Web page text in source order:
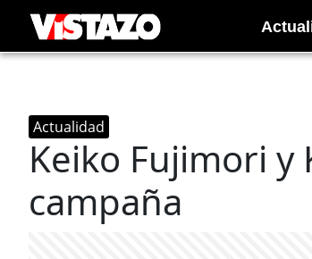
Actualidad
Keiko Fujimori y
campaña